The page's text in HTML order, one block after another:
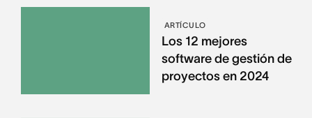
ARTÍCULO
Los 12 mejores
software de gestión de
proyectos en 2024